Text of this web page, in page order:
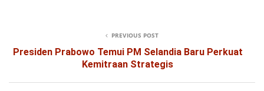
PREVIOUS POST
Presiden Prabowo Temui PM Selandia Baru Perkuat
Kemitraan Strategis